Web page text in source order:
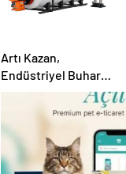
Artı Kazan,
Endüstriyel Buhar
Kazanı
Çözümleriyle
Üretim Tesislerine
Verimli Sistemler
Sunuyor